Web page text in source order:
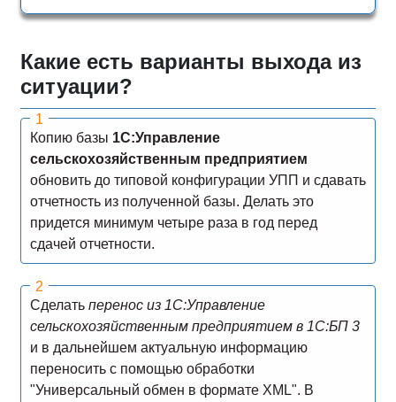
Какие есть варианты выхода из
ситуации?
Копию базы 1С:Управление
сельскохозяйственным предприятием
обновить до типовой конфигурации УПП и сдавать
отчетность из полученной базы. Делать это
придется минимум четыре раза в год перед
сдачей отчетности.
Сделать перенос из 1С:Управление
сельскохозяйственным предприятием в 1C:БП 3
и в дальнейшем актуальную информацию
переносить с помощью обработки
"Универсальный обмен в формате XML". В